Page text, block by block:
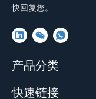
快回复您。
产品分类
快速链接